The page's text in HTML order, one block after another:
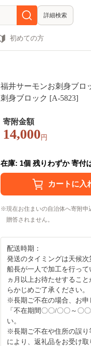
詳細検索
初めての方
福井サーモンお刺身ブロ
刺身ブロック [A-5823]
寄附金額
14,000 円
在庫: 1個 残りわずか 寄付
現在お住まいの自治体へ寄附
贈答されません。
配送時期：
発送のタイミングは天候次
船長が一人で加工を行っ
ヵ月以上お待たせするこ
らかじめご了承ください。
※長期ご不在の場合、お申
「不在期間〇〇/〇〇～〇
い。
※長期ご不在や住所の誤り
により、返礼品をお受け